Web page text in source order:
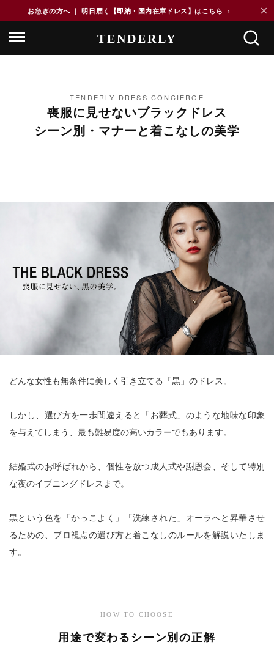
お急ぎの方へ ｜ 明日届く【即納・国内在庫ドレス】はこちら > ×
TENDERLY DRESS CONCIERGE
喪服に見せないブラックドレス
シーン別・マナーと着こなしの美学
どんな女性も無条件に美しく引き立てる「黒」のドレス。
しかし、選び方を一歩間違えると「お葬式」のような地味な印象
を与えてしまう、最も難易度の高いカラーでもあります。
結婚式のお呼ばれから、個性を放つ成人式や謝恩会、そして特別
な夜のイブニングドレスまで。
黒という色を「かっこよく」「洗練された」オーラへと昇華させ
るための、プロ視点の選び方と着こなしのルールを解説いたしま
す。
HOW TO CHOOSE
用途で変わるシーン別の正解